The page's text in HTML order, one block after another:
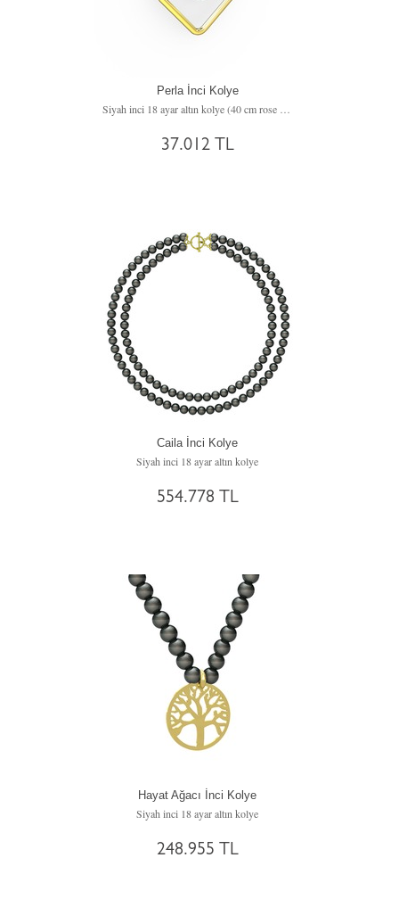
Perla İnci Kolye
37.012 TL
Caila İnci Kolye
Siyah inci 18 ayar altın kolye
554.778 TL
Hayat Ağacı İnci Kolye
Siyah inci 18 ayar altın kolye
248.955 TL